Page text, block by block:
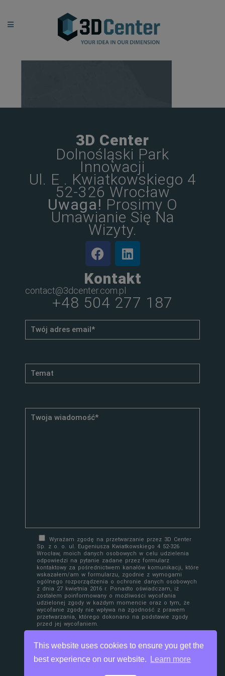
This website uses cookies to ensure you get the
best experience on our website.
Learn more
3D Center
Dolnośląski Park
Innowacji
Ul. E . Kwiatkowskiego 4
52-326 Wrocław
Uwaga! Prosimy O
Umawianie Się Na
Wizyty.
Kontakt
contact@3dcenter.com.pl
+48 504 277 187
Wyrażam zgodę na przetwarzanie przez 3D Center
Sp. z o. o. ul. Eugeniusza Kwiatkowskiego 4 52-326
Wrocław, moich danych osobowych w celu udzielenia
odpowiedzi na pytanie zadane przez formularz
kontaktowy za pośrednictwem kanałów komunikacji, które
wskazałem/am w formularzu, zgodnie z wymogami
ogólnego rozporządzenia o ochronie danych osobowych
z dnia 27 kwietnia 2016 r. Ponadto oświadczam, iż
zostałem poinformowany o możliwości wycofania
udzielonej zgody w każdym momencie oraz o tym, że
wycofanie zgody nie wpływa na zgodność z prawem
przetwarzania, którego dokonano na podstawie zgody
przed jej wycofaniem.